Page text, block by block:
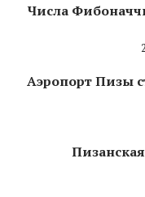
Числа
Аэропорт Пизы